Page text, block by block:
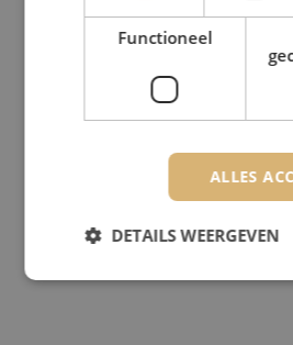
Functioneel
ALLES
DETAILS WEERGEVEN